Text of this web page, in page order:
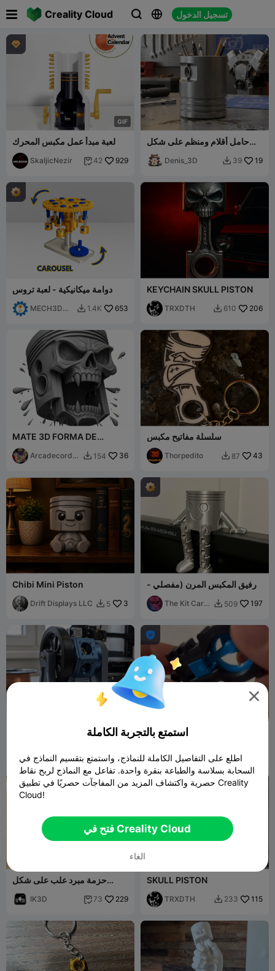
Creality Cloud   تسجيل الدخول
 
GIF

لعبة مبدأ عمل مكبس المحرك
SkaljicNezir  42 929
حامل أقلام ومنظم على شكل
Denis_3D  39 19
دوامة ميكانيكية - لعبة تروس
MECH3D
 1.4K 653
KEYCHAIN SKULL PISTON
TRXDTH  610 206
MATE 3D FORMA DE
PISTON CALAVERA
Arcadecordo
 154 36
سلسلة مفاتيح مكبس
Thorpedito  87 43
Chibi Mini Piston
Drift Displays LLC  5 3
رفيق المكبس المرن (مفصلي -
The Kit Card
 509 197

سلسلة مفاتيح على شكل محرك
599
حزمة مبرد علب على شكل
معظم الطابعات
IK3D  73 229
SKULL PISTON
TRXDTH  233 115

استمتع بالتجربة الكاملة
اطلع على التفاصيل الكاملة للنماذج، واستمتع بتقسيم النماذج في
السحابة بسلاسة والطباعة بنقرة واحدة. تفاعل مع النماذج لربح نقاط
حصرية واكتشاف المزيد من المفاجآت حصريًا في تطبيق Creality
Cloud!
فتح في Creality Cloud
الغاء